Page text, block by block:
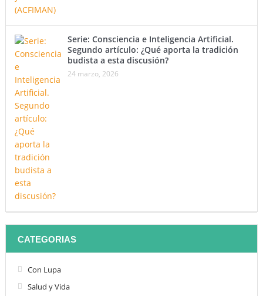
Serie: Consciencia e Inteligencia Artificial.
Segundo artículo: ¿Qué aporta la tradición
budista a esta discusión?
24 marzo, 2026
CATEGORIAS
Con Lupa
Salud y Vida